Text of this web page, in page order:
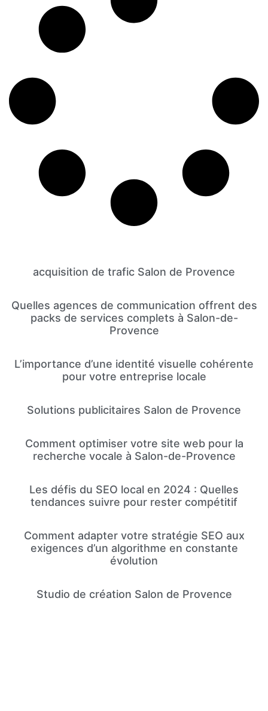
acquisition de trafic Salon de Provence
Quelles agences de communication offrent des
packs de services complets à Salon-de-
Provence
L’importance d’une identité visuelle cohérente
pour votre entreprise locale
Solutions publicitaires Salon de Provence
Comment optimiser votre site web pour la
recherche vocale à Salon-de-Provence
Les défis du SEO local en 2024 : Quelles
tendances suivre pour rester compétitif
Comment adapter votre stratégie SEO aux
exigences d’un algorithme en constante
évolution
Studio de création Salon de Provence